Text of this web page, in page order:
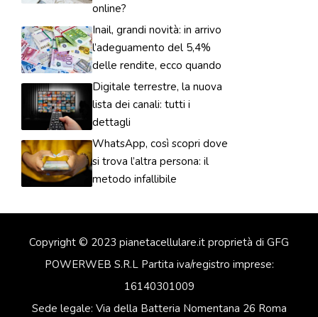
online?
Inail, grandi novità: in arrivo
l’adeguamento del 5,4%
delle rendite, ecco quando
Digitale terrestre, la nuova
lista dei canali: tutti i
dettagli
WhatsApp, così scopri dove
si trova l’altra persona: il
metodo infallibile
Copyright © 2023 pianetacellulare.it proprietà di GFG
POWERWEB S.R.L Partita iva/registro imprese:
16140301009
Sede legale: Via della Batteria Nomentana 26 Roma